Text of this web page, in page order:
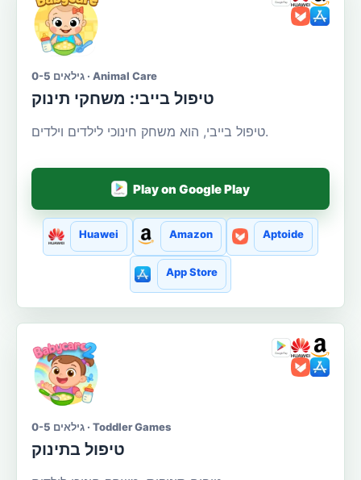
גילאים 0-5 · Animal Care
טיפול בייבי: משחקי תינוק
טיפול בייבי, הוא משחק חינוכי לילדים וילדים.
Play on Google Play
Huawei Amazon Aptoide
App Store
גילאים 0-5 · Toddler Games
טיפול בתינוק